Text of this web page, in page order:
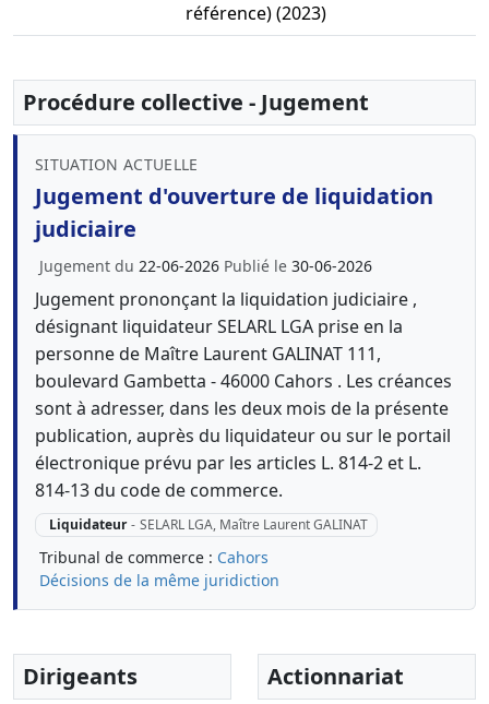
référence) (2023)
Procédure collective - Jugement
SITUATION ACTUELLE
Jugement d'ouverture de liquidation
judiciaire
Jugement du 22-06-2026 Publié le 30-06-2026
Jugement prononçant la liquidation judiciaire ,
désignant liquidateur SELARL LGA prise en la
personne de Maître Laurent GALINAT 111,
boulevard Gambetta - 46000 Cahors . Les créances
sont à adresser, dans les deux mois de la présente
publication, auprès du liquidateur ou sur le portail
électronique prévu par les articles L. 814-2 et L.
814-13 du code de commerce.
Liquidateur - SELARL LGA, Maître Laurent GALINAT
Tribunal de commerce : Cahors
Décisions de la même juridiction
Dirigeants Actionnariat